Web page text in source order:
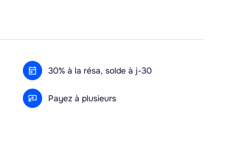
30% à la résa, solde à j-30
Payez à plusieurs